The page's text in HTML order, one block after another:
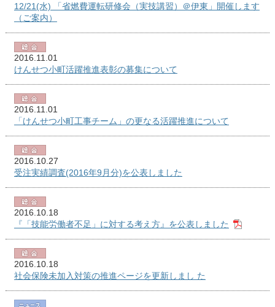
12/21(水) 「省燃費運転研修会（実技講習）＠伊東」開催します
（ご案内）
2016.11.01
けんせつ小町活躍推進表彰の募集について
2016.11.01
「けんせつ小町工事チーム」の更なる活躍推進について
2016.10.27
受注実績調査(2016年9月分)を公表しました
2016.10.18
『「技能労働者不足」に対する考え方』を公表しました
2016.10.18
社会保険未加入対策の推進ページを更新しまし た